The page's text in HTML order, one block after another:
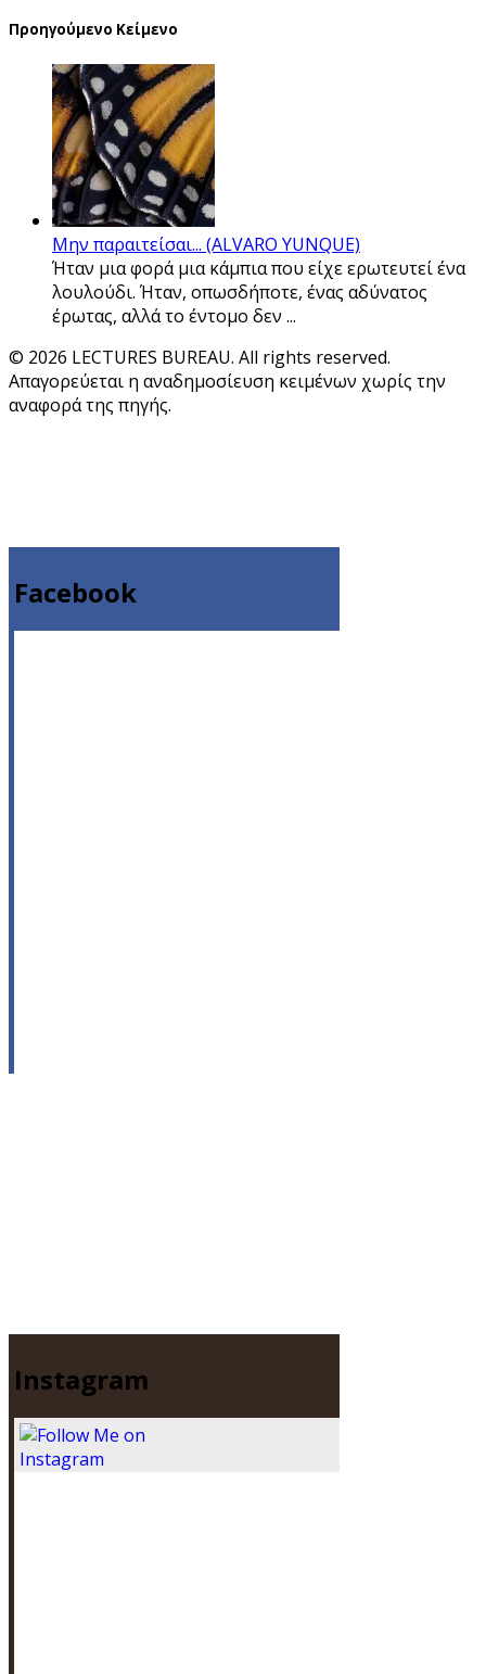
Προηγούμενο Κείμενο
Μην παραιτείσαι... (ALVARO YUNQUE)
Ήταν μια φορά μια κάμπια που είχε ερωτευτεί ένα
λουλούδι. Ήταν, οπωσδήποτε, ένας αδύνατος
έρωτας, αλλά το έντομο δεν ...
© 2026 LECTURES BUREAU. All rights reserved.
Απαγορεύεται η αναδημοσίευση κειμένων χωρίς την
αναφορά της πηγής.
Facebook
Instagram